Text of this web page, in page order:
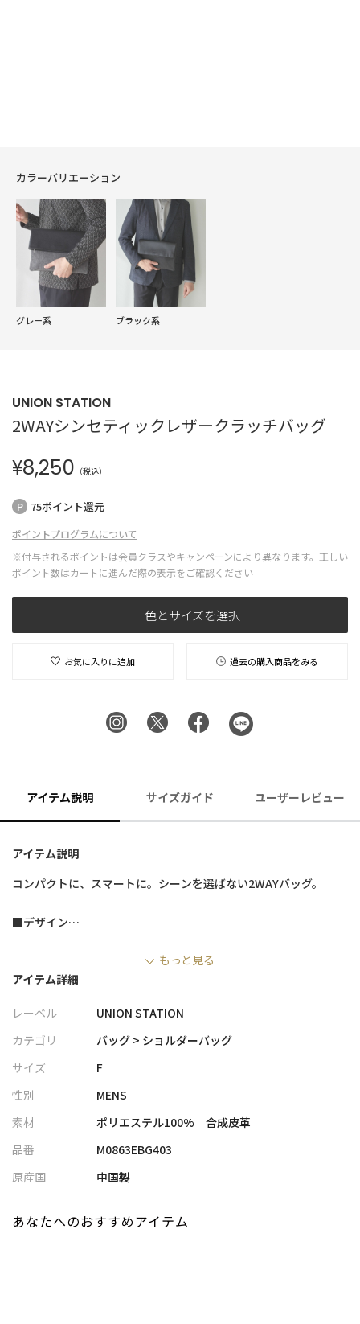
カラーバリエーション
グレー系 ブラック系
UNION STATION
2WAYシンセティックレザークラッチバッグ
¥8,250 （税込）
75ポイント還元
ポイントプログラムについて
※付与されるポイントは会員クラスやキャンペーンにより異なります。正しい
ポイント数はカートに進んだ際の表示をご確認ください
色とサイズを選択
お気に入りに追加 過去の購入商品をみる
アイテム説明 サイズガイド ユーザーレビュー
アイテム説明
コンパクトに、スマートに。シーンを選ばない2WAYバッグ。
■デザイン
・付属のショルダーストラップで、ショルダーバッグとしても使
・コンパクトながらiPad miniも収納可能な、実用性の高いサイズ
感
・ミニマルなデザインで、カジュアルからきれいめまで合わせや
すいアイテム
・グレー系、ブラック系の落ち着いたカラー展開で、大人な印象
■コーディネート提案
・シャツやスラックスと合わせた、きれいめな大人コーデのアク
もっと見る
アイテム詳細
レーベル
UNION STATION
カテゴリ
バッグ > ショルダーバッグ
サイズ
F
性別
MENS
素材
ポリエステル100% 合成皮革
品番
M0863EBG403
原産国
中国製
あなたへのおすすめアイテム